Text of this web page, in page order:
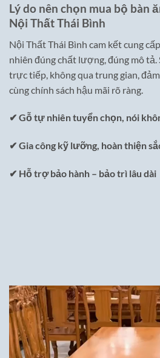
Lý do nên chọn mua bộ bàn
Nội Thất Thái Bình
Nội Thất Thái Bình cam kết cung
nhiên đúng chất lượng, đúng mô tả.
trực tiếp, không qua trung gian,
cùng chính sách hậu mãi rõ ràng.
✔ Gỗ tự nhiên tuyển chọn, nói
✔ Gia công kỹ lưỡng, hoàn thiện
✔ Hỗ trợ bảo hành – bảo trì lâu dài